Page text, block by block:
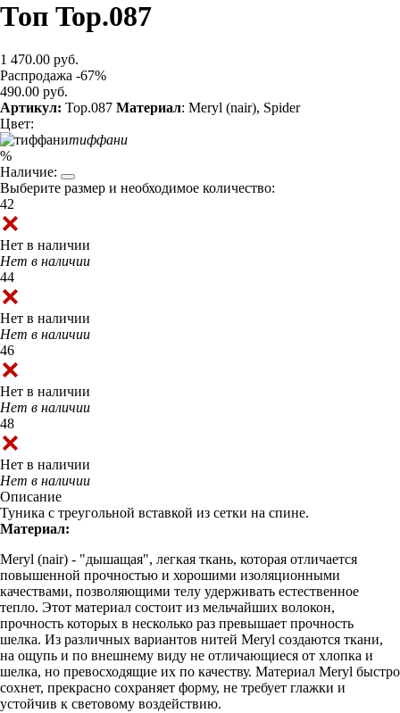
Топ Top.087
1 470.00 руб.
Распродажа -67%
490.00 руб.
Артикул: Top.087 Материал: Meryl (nair), Spider
Цвет:
тиффани
%
Наличие:
Выберите размер и необходимое количество:
42
Нет в наличии
Нет в наличии
44
Нет в наличии
Нет в наличии
46
Нет в наличии
Нет в наличии
48
Нет в наличии
Нет в наличии
Описание
Туника с треугольной вставкой из сетки на спине.
Материал:
Meryl (nair) - "дышащая", легкая ткань, которая отличается
повышенной прочностью и хорошими изоляционными
качествами, позволяющими телу удерживать естественное
тепло. Этот материал состоит из мельчайших волокон,
прочность которых в несколько раз превышает прочность
шелка. Из различных вариантов нитей Meryl создаются ткани,
на ощупь и по внешнему виду не отличающиеся от хлопка и
шелка, но превосходящие их по качеству. Материал Meryl быстро
сохнет, прекрасно сохраняет форму, не требует глажки и
устойчив к световому воздействию.